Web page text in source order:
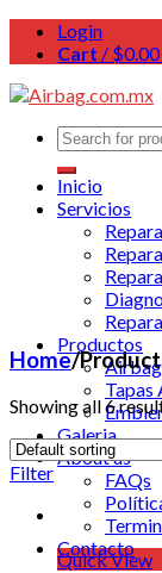
Login
Cart / $0.00
Inicio
Servicios
Productos
Tapas
Galeria
About us
FAQs
Contacto
Home/
Showing all 6
Filter
Quick View